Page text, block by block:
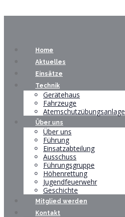
Home
Aktuelles
Einsätze
Technik
Gerätehaus
Fahrzeuge
Atemschutzübungsanlage
Über uns
Über uns
Führung
Einsatzabteilung
Ausschuss
Führungsgruppe
Höhenrettung
Jugendfeuerwehr
Geschichte
Mitglied werden
Kontakt